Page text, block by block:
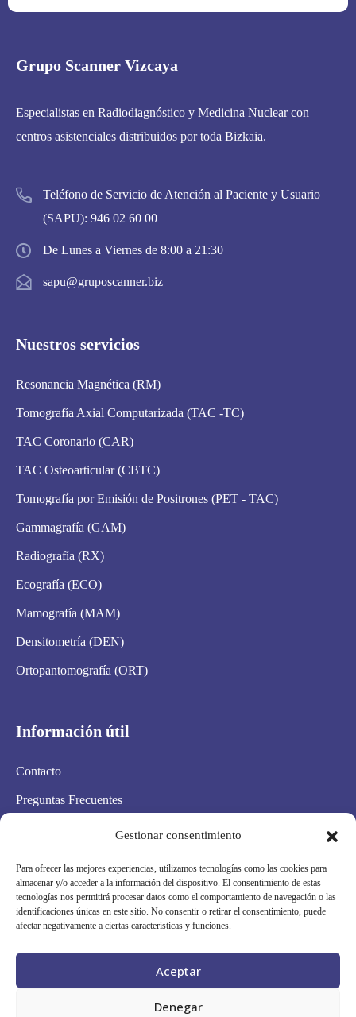
Gestionar consentimiento
Para ofrecer las mejores experiencias, utilizamos tecnologías como las cookies para
almacenar y/o acceder a la información del dispositivo. El consentimiento de estas
tecnologías nos permitirá procesar datos como el comportamiento de navegación o las
identificaciones únicas en este sitio. No consentir o retirar el consentimiento, puede
afectar negativamente a ciertas características y funciones.
Aceptar
Denegar
Grupo Scanner Vizcaya
Especialistas en Radiodiagnóstico y Medicina Nuclear con
centros asistenciales distribuidos por toda Bizkaia.
Teléfono de Servicio de Atención al Paciente y Usuario
(SAPU): 946 02 60 00
De Lunes a Viernes de 8:00 a 21:30
sapu@gruposcanner.biz
Nuestros servicios
Resonancia Magnética (RM)
Tomografía Axial Computarizada (TAC -TC)
TAC Coronario (CAR)
TAC Osteoarticular (CBTC)
Tomografía por Emisión de Positrones (PET - TAC)
Gammagrafía (GAM)
Radiografía (RX)
Ecografía (ECO)
Mamografía (MAM)
Densitometría (DEN)
Ortopantomografía (ORT)
Información útil
Contacto
Preguntas Frecuentes
Política de cookies
Condiciones Generales
Síguenos en redes